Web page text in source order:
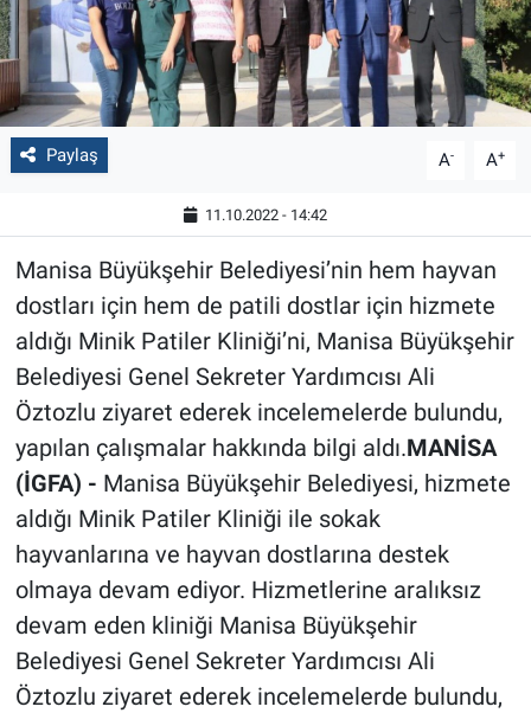
Paylaş A- A+
11.10.2022 - 14:42
Manisa Büyükşehir Belediyesi’nin hem hayvan
dostları için hem de patili dostlar için hizmete
aldığı Minik Patiler Kliniği’ni, Manisa Büyükşehir
Belediyesi Genel Sekreter Yardımcısı Ali
Öztozlu ziyaret ederek incelemelerde bulundu,
yapılan çalışmalar hakkında bilgi aldı.MANİSA
(İGFA) - Manisa Büyükşehir Belediyesi, hizmete
aldığı Minik Patiler Kliniği ile sokak
hayvanlarına ve hayvan dostlarına destek
olmaya devam ediyor. Hizmetlerine aralıksız
devam eden kliniği Manisa Büyükşehir
Belediyesi Genel Sekreter Yardımcısı Ali
Öztozlu ziyaret ederek incelemelerde bulundu,